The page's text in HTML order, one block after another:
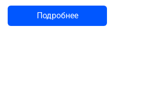
Подробнее